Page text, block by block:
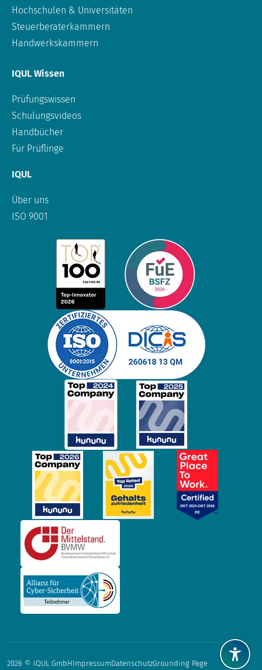
Hochschulen & Universitäten
Steuerberaterkammern
Handwerkskammern
IQUL Wissen
Prüfungswissen
Schulungsvideos
Handbücher
Für Prüflinge
IQUL
Über uns
ISO 9001
2026 © IQUL GmbHImpressumDatenschutzGrounding Page